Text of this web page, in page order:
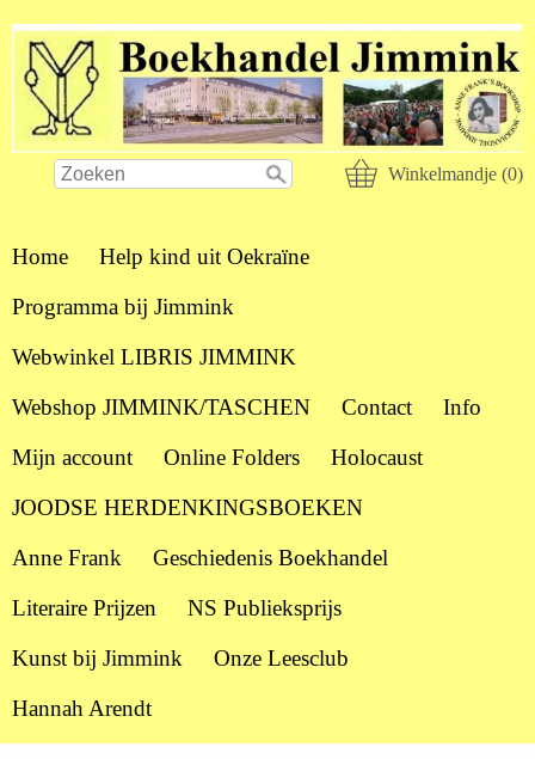
Winkelmandje (0)
Home
Help kind uit Oekraïne
Programma bij Jimmink
Webwinkel LIBRIS JIMMINK
Webshop JIMMINK/TASCHEN
Contact
Info
Mijn account
Online Folders
Holocaust
JOODSE HERDENKINGSBOEKEN
Anne Frank
Geschiedenis Boekhandel
Literaire Prijzen
NS Publieksprijs
Kunst bij Jimmink
Onze Leesclub
Hannah Arendt